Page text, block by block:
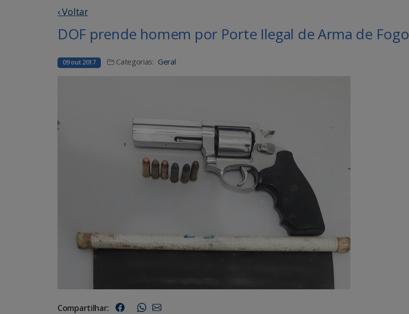
‹ Voltar
DOF prende homem por Porte Ilegal de Arma de Fogo
09 out 2017 Categorias: Geral
Compartilhar: